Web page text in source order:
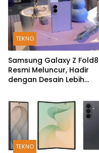
TEKNO
Samsung Galaxy Z Fold8
Resmi Meluncur, Hadir
dengan Desain Lebih
TEKNO